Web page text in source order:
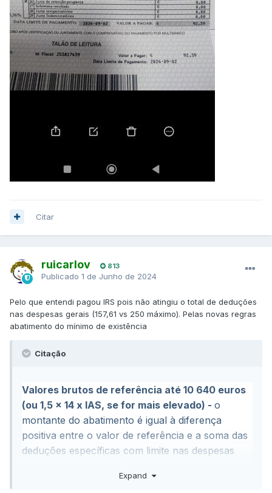
Citar
ruicarlov 813
Publicado 1 de Junho de 2024
Pelo que entendi pagou IRS pois não atingiu o total de deduções
nas despesas gerais (157,61 vs 250 máximo). Pelas novas regras
abatimento do mínimo de existência
Citação
Valores brutos de referência até 10 640 euros
(ou 1,5 x 14 x IAS, se for mais elevado) - o
montante do abatimento é igual à diferença
positiva entre o valor de referência e a soma das
deduções específicas com limite nas despesas
Expand